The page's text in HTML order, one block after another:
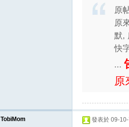
原
原
默,
快
...
原
TobiMom 發表於 09-